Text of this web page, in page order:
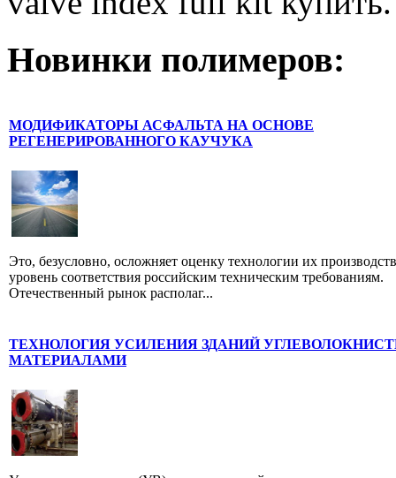
Новинки полимеров:
МОДИФИКАТОРЫ АСФАЛЬТА НА ОСНОВЕ
РЕГЕНЕРИРОВАННОГО КАУЧУКА
Это, безусловно, осложняет оценку технологии их
уровень соответствия российским техническим требованиям.
Отечественный рынок располаг...
ТЕХНОЛОГИЯ УСИЛЕНИЯ ЗДАНИЙ
МАТЕРИАЛАМИ